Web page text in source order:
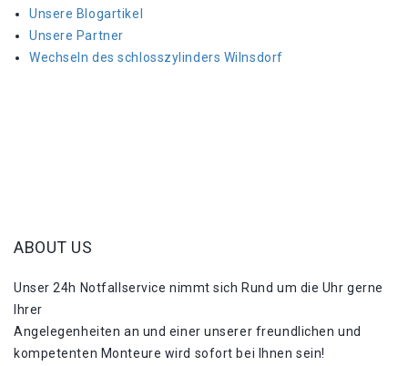
Unsere Blogartikel
Unsere Partner
Wechseln des schlosszylinders Wilnsdorf
ABOUT US
Unser 24h Notfallservice nimmt sich Rund um die Uhr gerne
Ihrer
Angelegenheiten an und einer unserer freundlichen und
kompetenten Monteure wird sofort bei Ihnen sein!